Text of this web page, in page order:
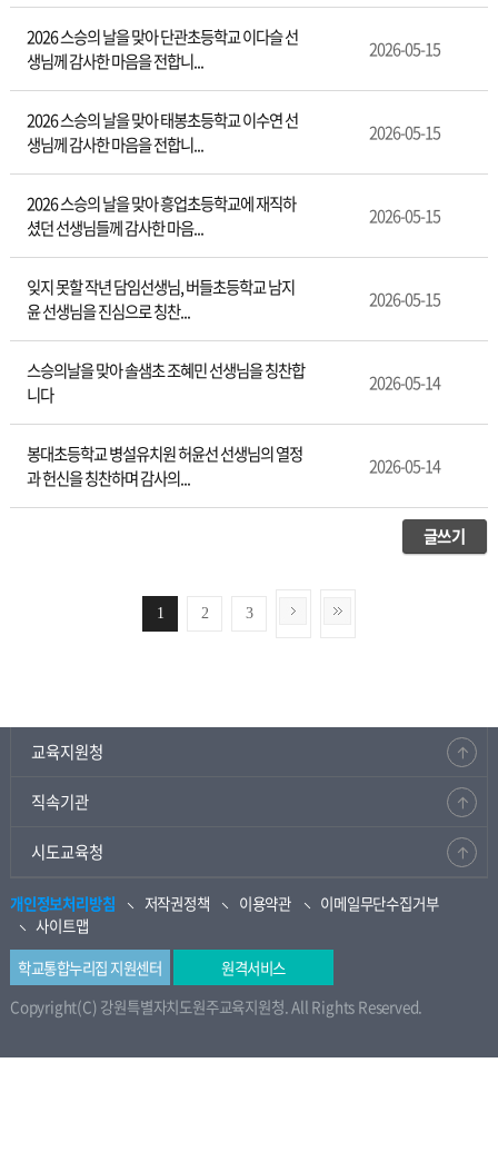
2026 스승의 날을 맞아 단관초등학교 이다슬 선
생님께 감사한 마음을 전합니...
2026-05-15
2026 스승의 날을 맞아 태봉초등학교 이수연 선
생님께 감사한 마음을 전합니...
2026-05-15
2026 스승의 날을 맞아 흥업초등학교에 재직하
셨던 선생님들께 감사한 마음...
2026-05-15
잊지 못할 작년 담임선생님, 버들초등학교 남지
윤 선생님을 진심으로 칭찬...
2026-05-15
스승의날을 맞아 솔샘초 조혜민 선생님을 칭찬합
니다
2026-05-14
봉대초등학교 병설유치원 허윤선 선생님의 열정
과 헌신을 칭찬하며 감사의...
2026-05-14
글쓰기
1 2 3
교육지원청
직속기관
시도교육청
개인정보처리방침 저작권정책 이용약관
이메일무단수집거부
사이트맵
학교통합누리집 지원센터
원격서비스
Copyright(C) 강원특별자치도원주교육지원청. All Rights Reserved.